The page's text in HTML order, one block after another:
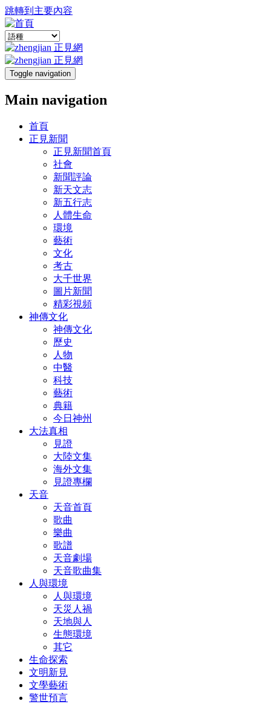
跳轉到主要內容
Toggle navigation
Main navigation
首頁
正見新聞
正見新聞首頁
社會
新聞評論
新天文志
新五行志
人體生命
環境
藝術
文化
考古
大千世界
圖片新聞
精彩視頻
神傳文化
神傳文化
歷史
人物
中醫
科技
藝術
典籍
今日神州
大法真相
見證
大陸文集
海外文集
見證專欄
天音
天音首頁
歌曲
樂曲
歌譜
天音劇場
天音歌曲集
人與環境
人與環境
天災人禍
天地與人
生態環境
其它
生命探索
文明新見
文學藝術
警世預言